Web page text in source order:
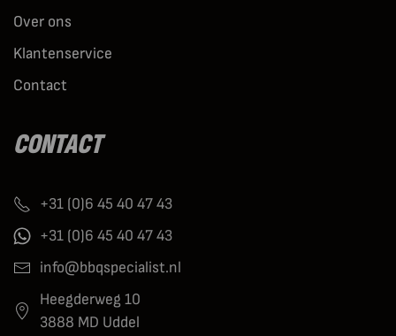
Over ons
Klantenservice
Contact
CONTACT
+31 (0)6 45 40 47 43
+31 (0)6 45 40 47 43
info@bbqspecialist.nl
Heegderweg 10
3888 MD Uddel